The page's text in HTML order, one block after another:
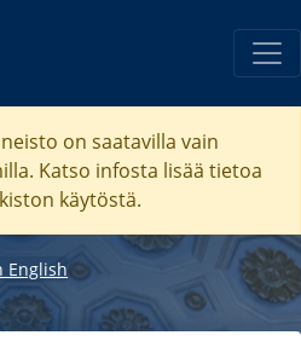
on saatavilla vain
Katso infosta lisää tietoa
käytöstä.
English